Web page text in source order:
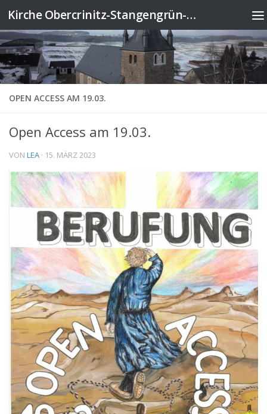
Zum Inhalt springen Kirche Obercrinitz-Stangengrün-Wildenau
OPEN ACCESS AM 19.03.
Open Access am 19.03.
VON LEA · 15. MÄRZ 2023